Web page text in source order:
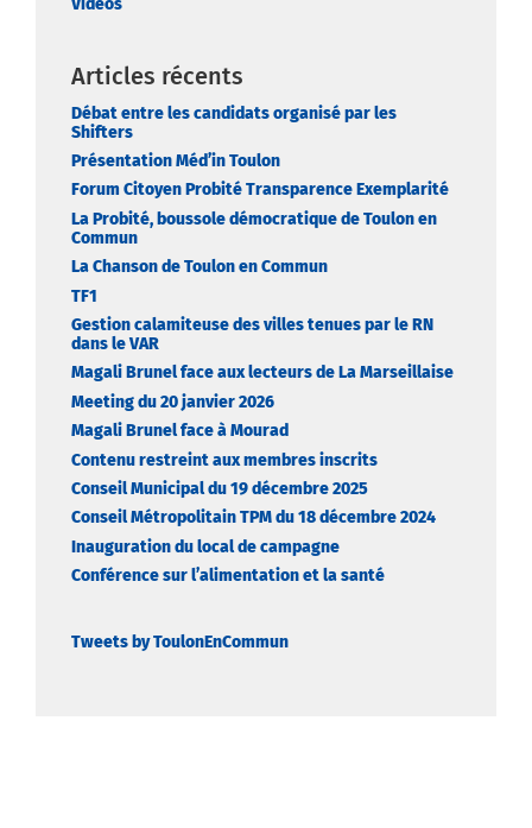
Articles récents
Débat entre les candidats organisé par les
Shifters
Présentation Méd’in Toulon
Forum Citoyen Probité Transparence Exemplarité
La Probité, boussole démocratique de Toulon en
Commun
La Chanson de Toulon en Commun
TF1
Gestion calamiteuse des villes tenues par le RN
dans le VAR
Magali Brunel face aux lecteurs de La Marseillaise
Meeting du 20 janvier 2026
Magali Brunel face à Mourad
Contenu restreint aux membres inscrits
Conseil Municipal du 19 décembre 2025
Conseil Métropolitain TPM du 18 décembre 2024
Inauguration du local de campagne
Conférence sur l’alimentation et la santé
Tweets by ToulonEnCommun